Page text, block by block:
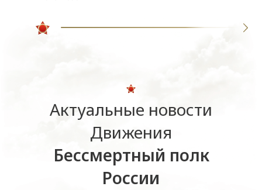
Актуальные новости
Движения
Бессмертный полк
России